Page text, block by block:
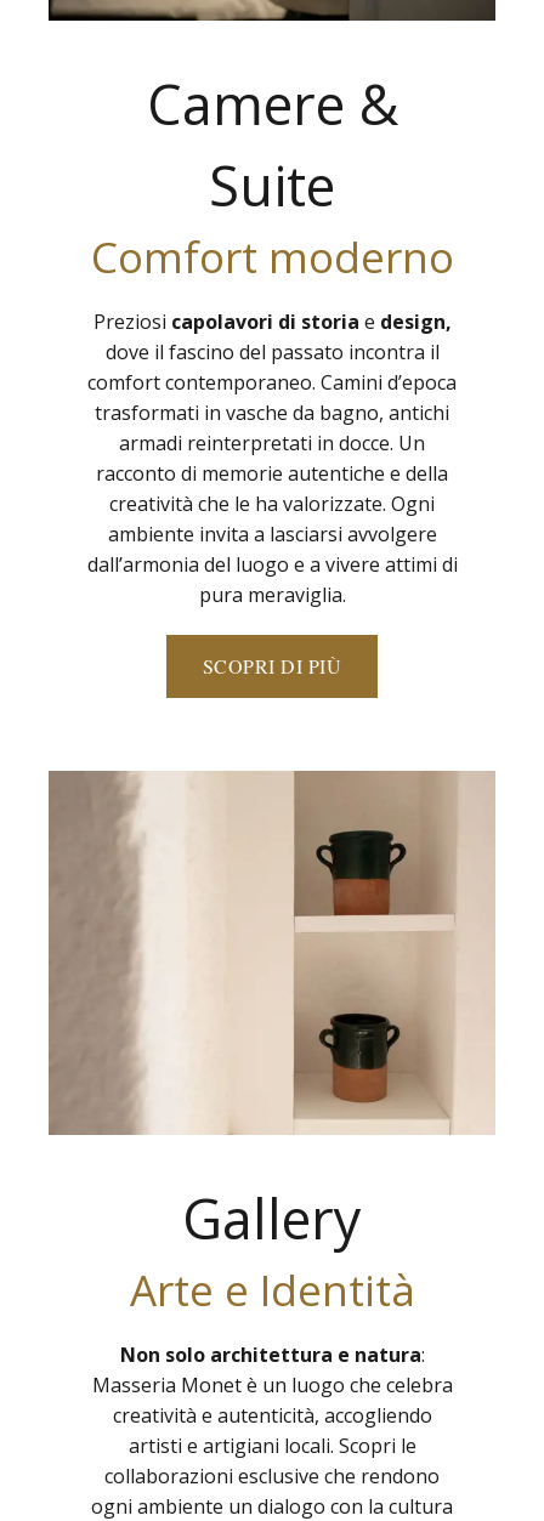
Camere &
Suite
Comfort moderno
Preziosi capolavori di storia e design,
dove il fascino del passato incontra il
comfort contemporaneo. Camini d’epoca
trasformati in vasche da bagno, antichi
armadi reinterpretati in docce. Un
racconto di memorie autentiche e della
creatività che le ha valorizzate. Ogni
ambiente invita a lasciarsi avvolgere
dall’armonia del luogo e a vivere attimi di
pura meraviglia.
SCOPRI DI PIÙ
Gallery
Arte e Identità
Non solo architettura e natura:
Masseria Monet è un luogo che celebra
creatività e autenticità, accogliendo
artisti e artigiani locali. Scopri le
collaborazioni esclusive che rendono
ogni ambiente un dialogo con la cultura